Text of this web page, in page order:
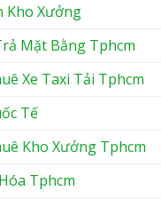
Kho Xưởng
Mặt Bằng Tphcm
Xe Taxi Tải Tphcm
Tế
Kho Xưởng Tphcm
Tphcm